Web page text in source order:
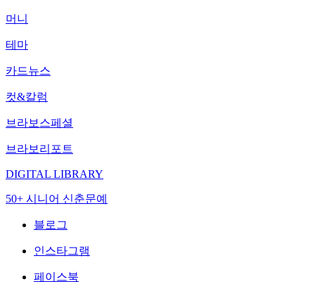
머니
테마
카드뉴스
컷&칼럼
브라보스페셜
브라보리포트
DIGITAL LIBRARY
50+ 시니어 신춘문예
블로그
인스타그램
페이스북